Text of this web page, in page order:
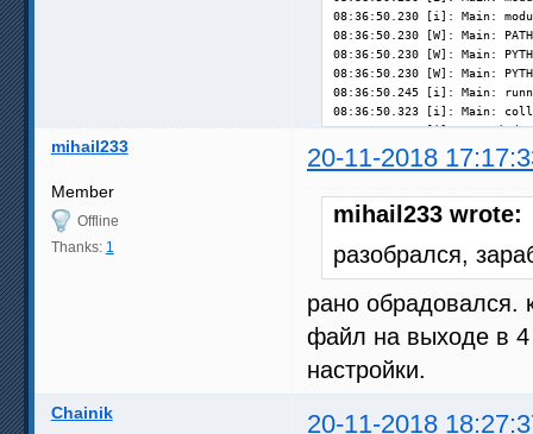
08:36:50.230 [i]: Main:
08:36:50.230 [W]: Main:
08:36:50.230 [W]: Main:
08:36:50.230 [W]: Main:
08:36:50.245 [i]: Main:
08:36:50.323 [i]: Main:
08:36:50.323 [i]: OS:
08:36:50.339 [i]: CPU: Intel
08:36:50.339 [i]: Video:
08:36:51.587 [i]: Video: 1
08:36:51.587 [i]: Video 1:
08:36:51.587 [i]: Memory:
08:36:51.587 [i]: System:
08:36:51.930 [W]:
08:36:51.930 [i]: Power:
08:36:55.331 [i]: Screens:
08:36:56.298 [i]: Main:
08:36:56.579 [i]: Main:
08:36:56.875 [i]: Main:
08:36:56.922 [i]: FFDShow:
08:36:56.922 [i]: Main:
mihail233 20-11-2018
Member
Offline
Thanks: 1
mihail233 wrote:
разобрался,
рано обрадовался.
файл на выходе в 4
настройки.
Chainik 20-11-2018